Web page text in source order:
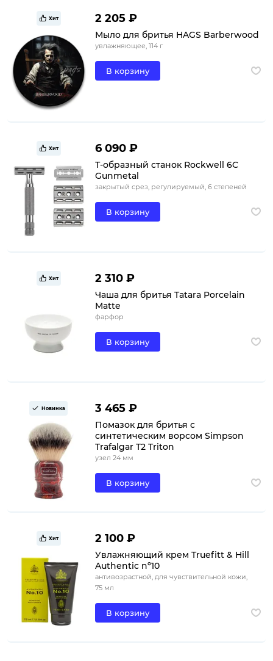
Хит 2 205 ₽
Мыло для бритья HAGS Barberwood
увлажняющее, 114 г
В корзину
Хит 6 090 ₽
Т-образный станок Rockwell 6C
Gunmetal
закрытый срез, регулируемый, 6 степеней
В корзину
Хит 2 310 ₽
Чаша для бритья Tatara Porcelain
Matte
фарфор
В корзину
Новинка 3 465 ₽
Помазок для бритья с
синтетическим ворсом Simpson
Trafalgar T2 Triton
узел 24 мм
В корзину
Хит 2 100 ₽
Увлажняющий крем Truefitt & Hill
Authentic nº10
антивозрастной, для чувствительной кожи,
75 мл
В корзину